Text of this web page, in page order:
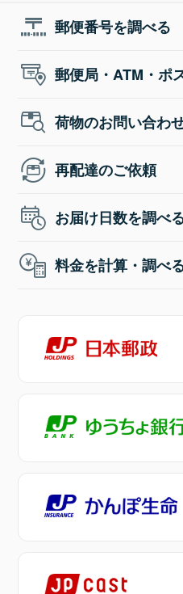
郵便番号を調べる
郵便局・ATM・ポ
荷物のお問い合わ
再配達のご依頼
お届け日数を調べ
料金を計算・調べ